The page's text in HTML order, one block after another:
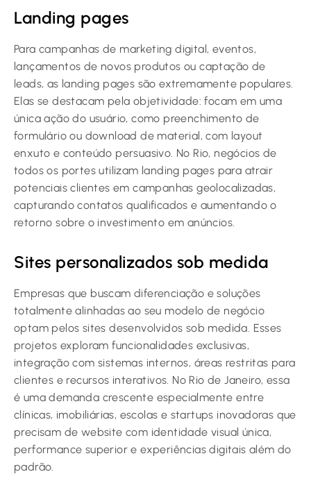
Landing pages
Para campanhas de marketing digital, eventos,
lançamentos de novos produtos ou captação de
leads, as landing pages são extremamente populares.
Elas se destacam pela objetividade: focam em uma
única ação do usuário, como preenchimento de
formulário ou download de material, com layout
enxuto e conteúdo persuasivo. No Rio, negócios de
todos os portes utilizam landing pages para atrair
potenciais clientes em campanhas geolocalizadas,
capturando contatos qualificados e aumentando o
retorno sobre o investimento em anúncios.
Sites personalizados sob medida
Empresas que buscam diferenciação e soluções
totalmente alinhadas ao seu modelo de negócio
optam pelos sites desenvolvidos sob medida. Esses
projetos exploram funcionalidades exclusivas,
integração com sistemas internos, áreas restritas para
clientes e recursos interativos. No Rio de Janeiro, essa
é uma demanda crescente especialmente entre
clínicas, imobiliárias, escolas e startups inovadoras que
precisam de website com identidade visual única,
performance superior e experiências digitais além do
padrão.